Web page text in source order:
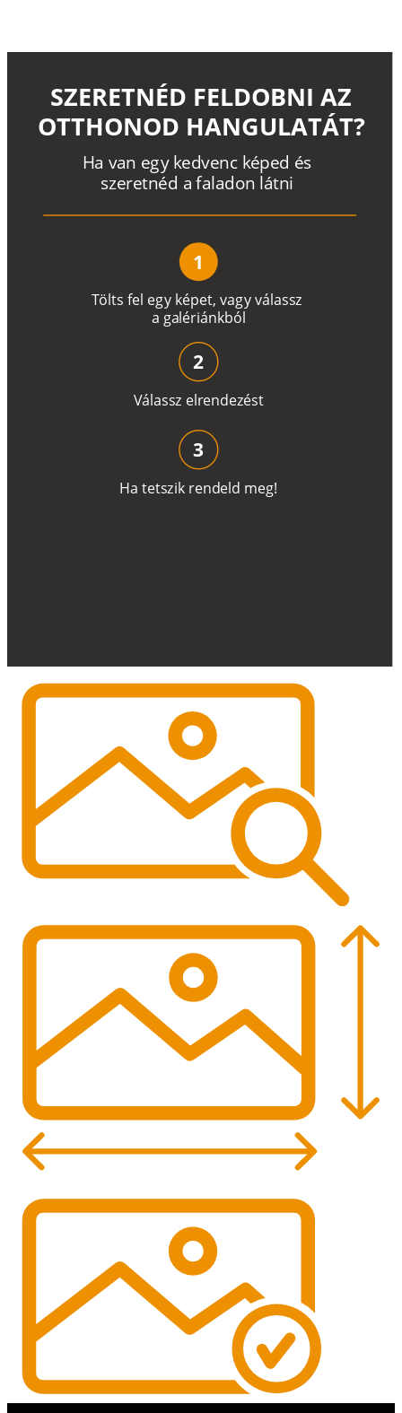
Tölts fel egy képet, vagyválassz
a galériánkból
Ha van egy kedvenc képed és
szeretnéd a faladon látni
SZERETNÉD FELDOBNI AZ
OTTHONOD HANGULATÁT?
1
Válassz elrendezést
2
Ha tetszik rendeld meg!
3